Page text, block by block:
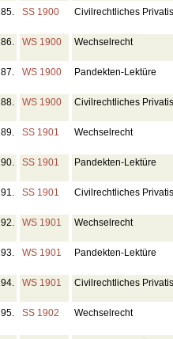
SS 1900 Civilrechtliches
WS 1900 Wechselrecht
WS 1900 Pandekten-Lektüre
WS 1900 Civilrechtliches
SS 1901 Wechselrecht
SS 1901 Pandekten-Lektüre
SS 1901 Civilrechtliches
WS 1901 Wechselrecht
WS 1901 Pandekten-Lektüre
WS 1901 Civilrechtliches
SS 1902 Wechselrecht